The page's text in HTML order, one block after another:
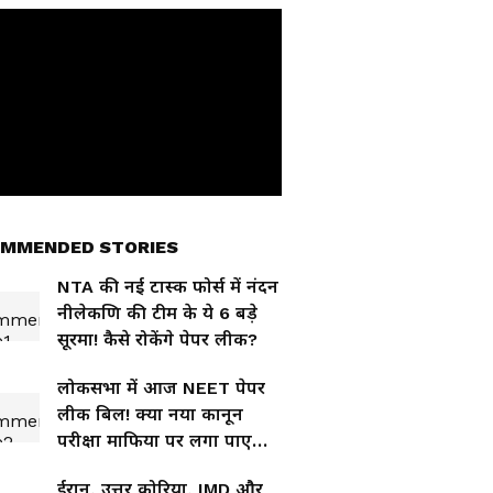
STORIES
NTA की नई टास्क फोर्स में नंदन
नीलेकणि की टीम के ये 6 बड़े
सूरमा! कैसे रोकेंगे पेपर लीक?
लोकसभा में आज NEET पेपर
लीक बिल! क्या नया कानून
परीक्षा माफिया पर लगा पाएगा